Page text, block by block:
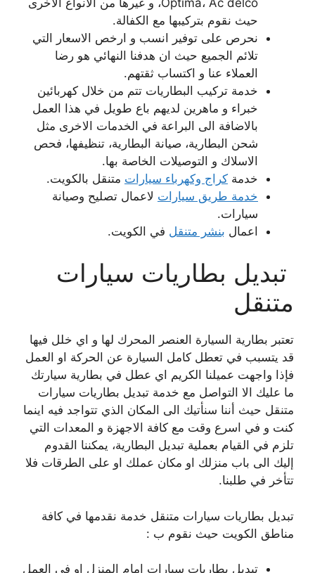
حيث نقوم بتركيبها مع الكفالة.
نحرص على توفير انسب و ارخص الاسعار التي
تلائم الجميع حيث ان هدفنا النهائي هو رضا
العملاء عنا و اكتساب ثقتهم.
خدمة تركيب البطاريات تتم من خلال كهربائين
خبراء و ماهرين لديهم باع طويل في هذا العمل
بالاضافة الى البراعة في الخدمات الاخرى مثل
شحن البطارية، صيانة البطارية، تنظيفها، فحص
الاسلاك و التوصيلات الخاصة بها.
خدمة كراج وكهرباء سيارات متنقل بالكويت.
خدمة طريق سيارات لاعمال تصليح وصيانة
سيارات.
اعمال بنشر متنقل في الكويت.
تبديل بطاريات سيارات
متنقل
تعتبر بطارية السيارة العنصر المحرك لها و اي خلل فيها
قد يتسبب في تعطل كامل السيارة عن الحركة او العمل
فإذا واجهت عميلنا الكريم اي عطل في بطارية سيارتك
ما عليك الا التواصل مع خدمة تبديل بطاريات سيارات
متنقل حيث أننا سنأتيك الى المكان الذي تتواجد فيه اينما
كنت و في اسرع وقت مع كافة الاجهزة و المعدات التي
تلزم في القيام بعملية تبديل البطارية، يمكننا القدوم
إليك الى باب منزلك او مكان عملك او على الطرقات فلا
تتأخر في طلبنا.
تبديل بطاريات سيارات متنقل خدمة نقدمها في كافة
مناطق الكويت حيث نقوم ب :
تبديل بطاريات سيارات امام المنزل او في العمل